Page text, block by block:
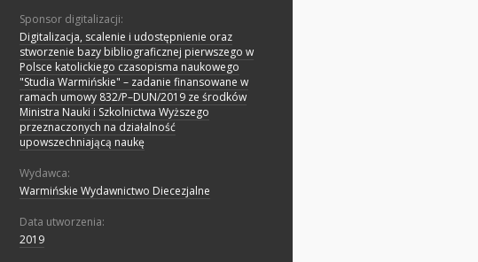
Sponsor digitalizacji:
Digitalizacja, scalenie i udostępnienie oraz
stworzenie bazy bibliograficznej pierwszego w
Polsce katolickiego czasopisma naukowego
"Studia Warmińskie" – zadanie finansowane w
ramach umowy 832/P–DUN/2019 ze środków
Ministra Nauki i Szkolnictwa Wyższego
przeznaczonych na działalność
upowszechniającą naukę
Wydawca:
Warmińskie Wydawnictwo Diecezjalne
Data utworzenia:
2019